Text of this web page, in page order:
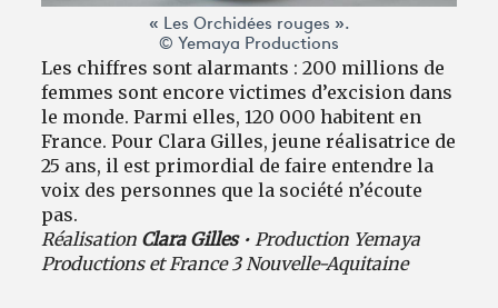
« Les Orchidées rouges ».
© Yemaya Productions
Les chiffres sont alarmants : 200 millions de
femmes sont encore victimes d’excision dans
le monde. Parmi elles, 120 000 habitent en
France. Pour Clara Gilles, jeune réalisatrice de
25 ans, il est primordial de faire entendre la
voix des personnes que la société n’écoute
pas.
Réalisation Clara Gilles• Production Yemaya
Productions et France 3 Nouvelle-Aquitaine